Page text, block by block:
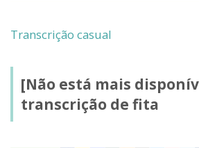
Transcrição casual
[Não está mais
transcrição de fita